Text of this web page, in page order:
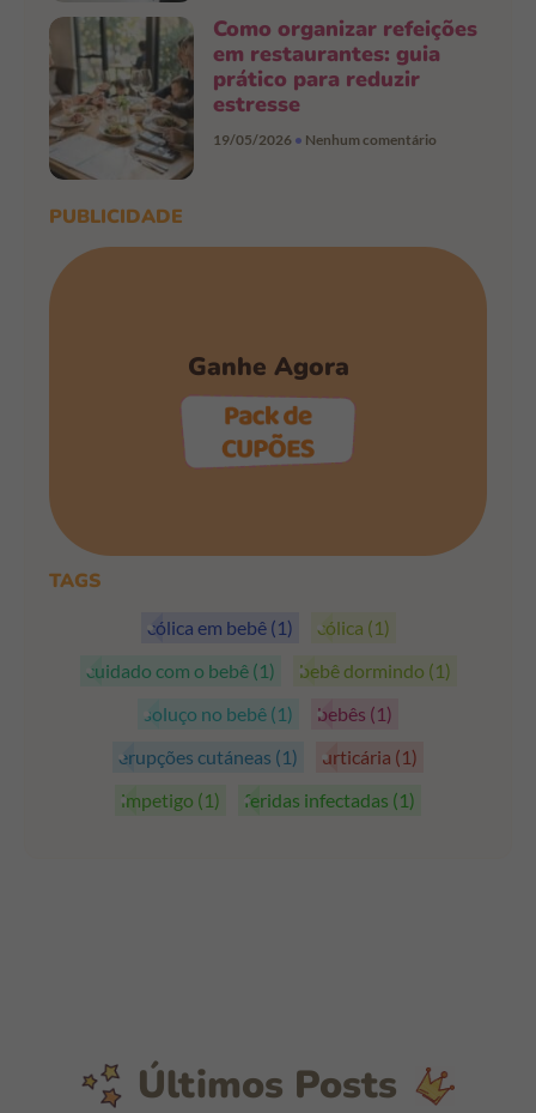
Como organizar refeições
em restaurantes: guia
prático para reduzir
estresse
19/05/2026 Nenhum comentário
PUBLICIDADE
Ganhe Agora
TAGS
cólica em bebê (1) cólica (1)
cuidado com o bebê (1) bebê dormindo (1)
soluço no bebê (1) bebês (1)
erupções cutáneas (1) urticária (1)
impetigo (1) feridas infectadas (1)
Últimos Posts